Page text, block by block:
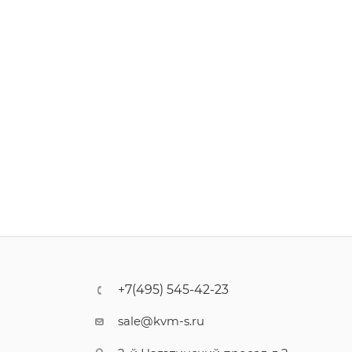
+7(495) 545-42-23
sale@kvm-s.ru